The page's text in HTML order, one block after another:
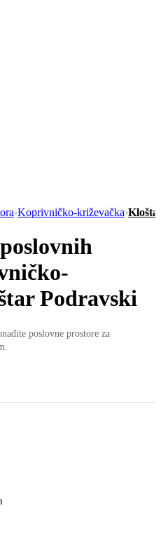
›Koprivničko-križevačka›
Podravski
poslovne prostore za